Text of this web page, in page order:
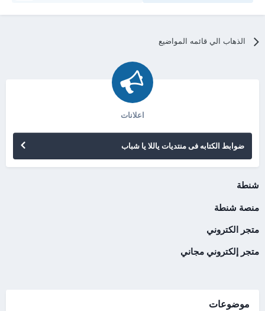
الذهاب الي قائمه المواضيع
اعلانات
ضوابط الكتابه فى منتديات ياللا يا شباب
شنطة
منصة شنطة
متجر الكتروني
متجر إلكتروني مجاني
موضوعات